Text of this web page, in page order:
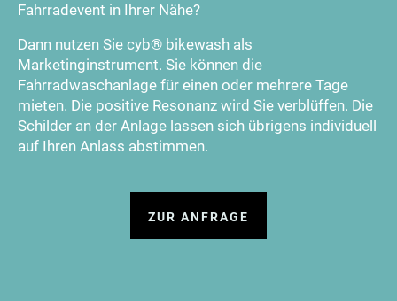
Fahrradevent in Ihrer Nähe?
Dann nutzen Sie cyb® bikewash als
Marketinginstrument. Sie können die
Fahrradwaschanlage für einen oder mehrere Tage
mieten. Die positive Resonanz wird Sie verblüffen. Die
Schilder an der Anlage lassen sich übrigens individuell
auf Ihren Anlass abstimmen.
ZUR ANFRAGE